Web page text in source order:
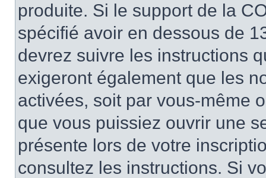
produite. Si le support de la
spécifié avoir en dessous de
devrez suivre les instructions
exigeront également que les
activées, soit par vous-même
que vous puissiez ouvrir une
présente lors de votre
consultez les instructions. Si